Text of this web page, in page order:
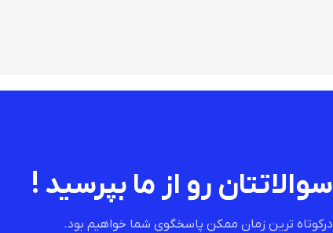
سوالاتتان رو از ما بپرسید !
درکوتاه ترین زمان ممکن پاسخگوی شما خواهیم بود.